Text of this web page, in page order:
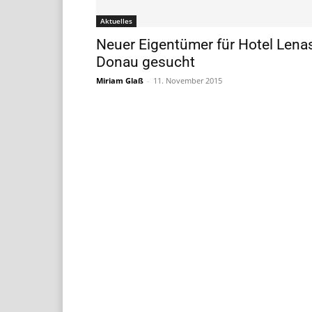
Aktuelles
Neuer Eigentümer für Hotel
Donau gesucht
Miriam Glaß - 11. November 2015